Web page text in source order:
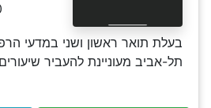
בעלת תואר ראשון ושני במדעי
תל-אביב מעוניינת להעביר